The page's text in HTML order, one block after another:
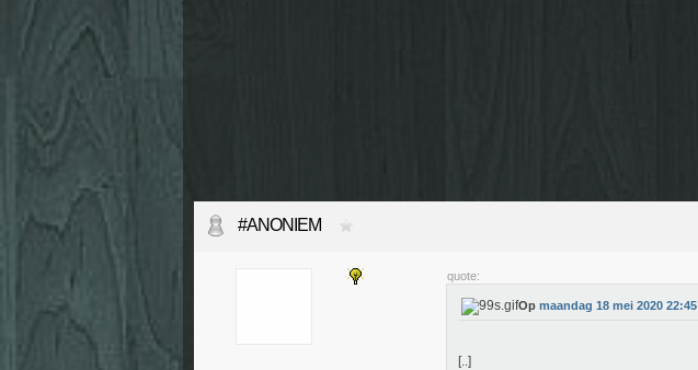
#ANONIEM
quote:
Op maandag 18 mei 2020 22:45
[..]